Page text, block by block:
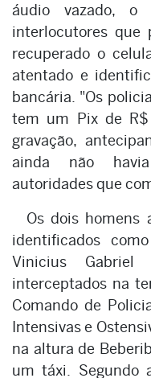
áudio vazado,
interlocutores que
recuperado o
atentado e
bancária. "Os
tem um Pix de
gravação,
ainda não
autoridades que
Os dois homens
identificados
Vinicius
interceptados na
Comando de
Intensivas e
na altura de
um táxi. Segundo